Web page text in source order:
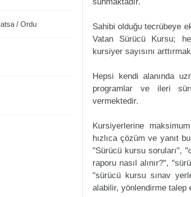
/ Ordu
Sahibi olduğu tecrübeye
Vatan Sürücü Kursu;
kursiyer sayısını
Hepsi kendi alanında
programlar ve ileri
vermektedir.
Kursiyerlerine
hızlıca çözüm ve yanıt
"Sürücü kursu soruları",
raporu nasıl alınır?",
"sürücü kursu sınav
alabilir, yönlendirme talep